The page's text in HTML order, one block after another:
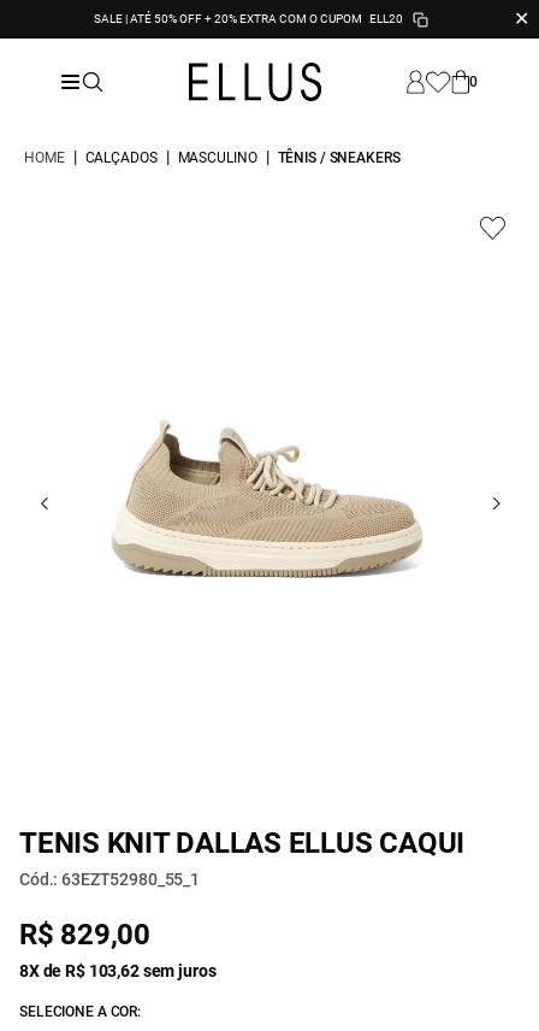
SALE | ATÉ 50% OFF + 20% EXTRA COM O CUPOM ELL20 ✕
0
HOME | CALÇADOS | MASCULINO | TÊNIS / SNEAKERS
TENIS KNIT DALLAS ELLUS CAQUI
Cód.: 63EZT52980_55_1
R$ 829,00
8X de R$ 103,62 sem juros
SELECIONE A COR: